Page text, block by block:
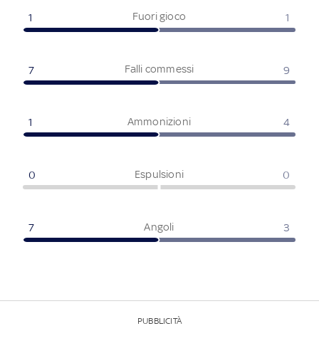
Fuori gioco
1 1
Falli commessi
7 9
Ammonizioni
1 4
Espulsioni
0 0
Angoli
7 3
PUBBLICITÀ